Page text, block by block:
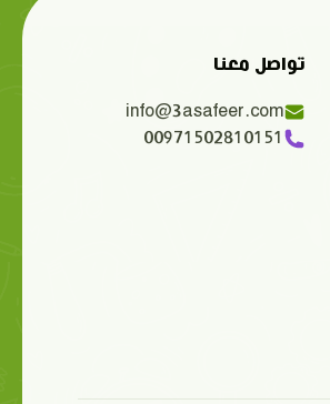
تواصل معنا
info@3asafeer.com
00971502810151